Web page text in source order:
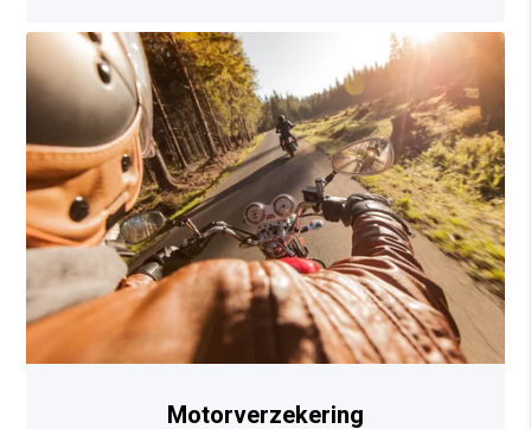
Motorverzekering